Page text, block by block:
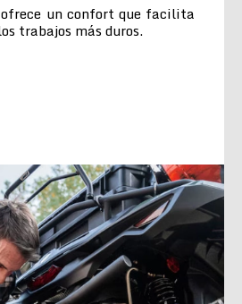
un confort que facilita
trabajos más duros.